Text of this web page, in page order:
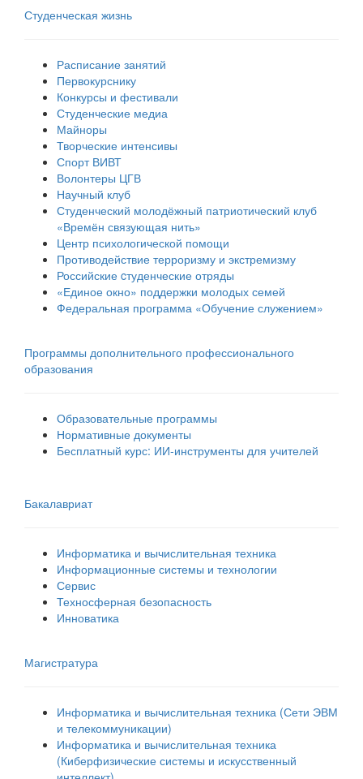
Студенческая жизнь
Расписание занятий
Первокурснику
Конкурсы и фестивали
Студенческие медиа
Майноры
Творческие интенсивы
Спорт ВИВТ
Волонтеры ЦГВ
Научный клуб
Студенческий молодёжный патриотический клуб
«Времён связующая нить»
Центр психологической помощи
Противодействие терроризму и экстремизму
Российские cтуденческие отряды
«Единое окно» поддержки молодых семей
Федеральная программа «Обучение служением»
Программы дополнительного профессионального
образования
Образовательные программы
Нормативные документы
Бесплатный курс: ИИ‑инструменты для учителей
Бакалавриат
Информатика и вычислительная техника
Информационные системы и технологии
Сервис
Техносферная безопасность
Инноватика
Магистратура
Информатика и вычислительная техника (Сети ЭВМ
и телекоммуникации)
Информатика и вычислительная техника
(Киберфизические системы и искусственный